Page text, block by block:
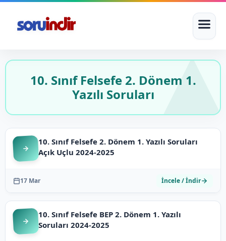
10. Sınıf Felsefe 2. Dönem 1.
Yazılı Soruları
10. Sınıf Felsefe 2. Dönem 1. Yazılı Soruları
Açık Uçlu 2024-2025
17 Mar İncele / İndir
10. Sınıf Felsefe BEP 2. Dönem 1. Yazılı
Soruları 2024-2025